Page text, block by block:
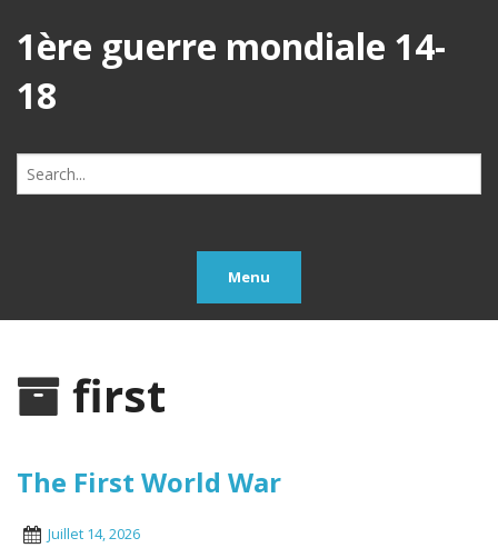
1ère guerre mondiale 14-
18
Search
for:
Menu
first
The First World War
Juillet 14, 2026